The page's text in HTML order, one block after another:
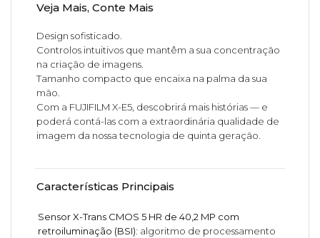
Veja Mais, Conte Mais
Design sofisticado.
Controlos intuitivos que mantêm a sua concentração
na criação de imagens.
Tamanho compacto que encaixa na palma da sua
mão.
Com a FUJIFILM X-E5, descobrirá mais histórias — e
poderá contá-las com a extraordinária qualidade de
imagem da nossa tecnologia de quinta geração.
Características Principais
Sensor X-Trans CMOS 5 HR de 40,2 MP com
retroiluminação (BSI): algoritmo de processamento